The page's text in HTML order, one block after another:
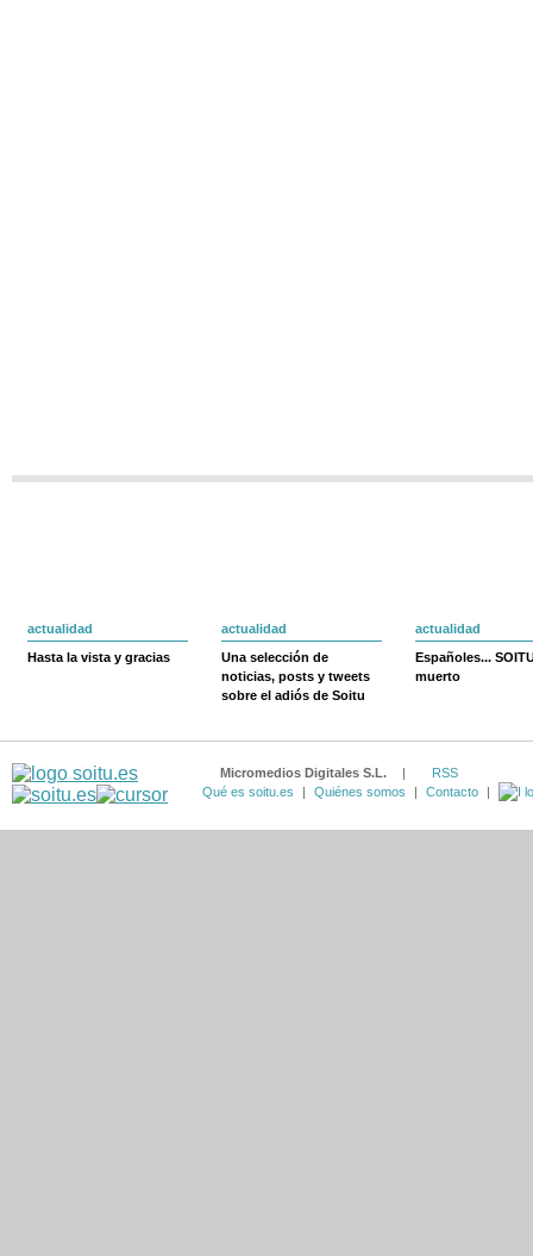
actualidad
Hasta la vista y gracias
actualidad
Una selección de
noticias, posts y tweets
sobre el adiós de Soitu
actualidad
Españoles...
muerto
Micromedios Digitales S.L. |
RSS
Qué es soitu.es
| Quiénes somos | Contacto |